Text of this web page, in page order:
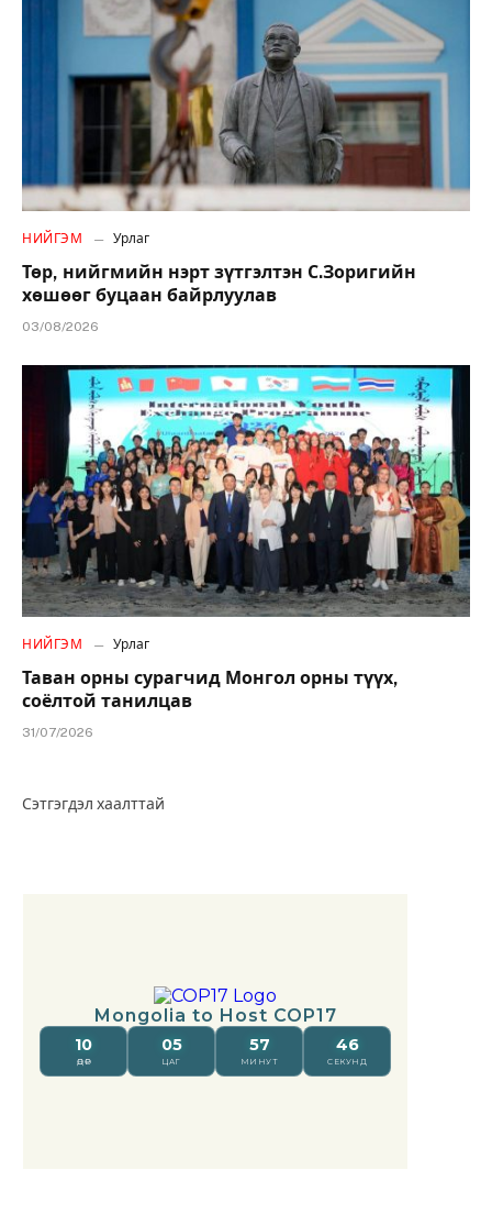
НИЙГЭМ Урлаг
Төр, нийгмийн нэрт зүтгэлтэн С.Зоригийн
хөшөөг буцаан байрлуулав
03/08/2026
НИЙГЭМ Урлаг
Таван орны сурагчид Монгол орны түүх,
соёлтой танилцав
31/07/2026
Сэтгэгдэл хаалттай